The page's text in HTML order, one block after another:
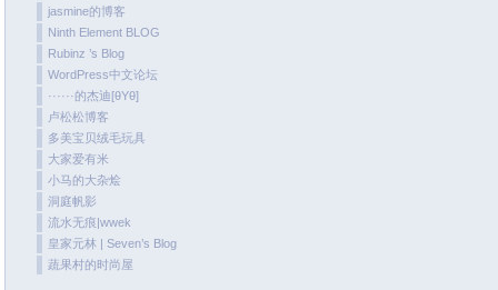
jasmine的博客
Ninth Element BLOG
Rubinz ’s Blog
WordPress中文论坛
······的杰迪[θYθ]
卢松松博客
多美宝贝绒毛玩具
大家爱有米
小马的大杂烩
洞庭帆影
流水无痕|wwek
皇家元林 | Seven’s Blog
蔬果村的时尚屋